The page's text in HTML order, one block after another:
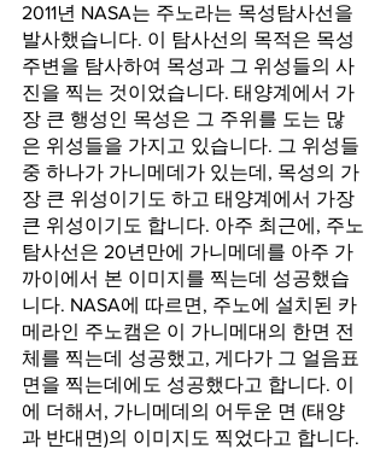
2011년 NASA는 주노라는 목성탐사선을
발사했습니다. 이 탐사선의 목적은 목성
주변을 탐사하여 목성과 그 위성들의 사
진을 찍는 것이었습니다. 태양계에서 가
장 큰 행성인 목성은 그 주위를 도는 많
은 위성들을 가지고 있습니다. 그 위성들
중 하나가 가니메데가 있는데, 목성의 가
장 큰 위성이기도 하고 태양계에서 가장
큰 위성이기도 합니다. 아주 최근에, 주노
탐사선은 20년만에 가니메데를 아주 가
까이에서 본 이미지를 찍는데 성공했습
니다. NASA에 따르면, 주노에 설치된 카
메라인 주노캠은 이 가니메대의 한면 전
체를 찍는데 성공했고, 게다가 그 얼음표
면을 찍는데에도 성공했다고 합니다. 이
에 더해서, 가니메데의 어두운 면 (태양
과 반대면)의 이미지도 찍었다고 합니다.